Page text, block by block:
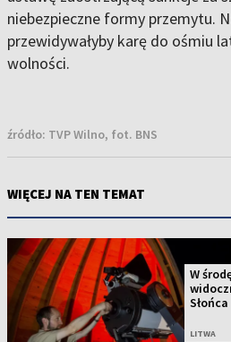
niebezpieczne formy przemytu.
przewidywałyby karę do ośmiu
wolności.
źródło: TVP Wilno, fot. BNS
WIĘCEJ NA TEN TEMAT
W
Słońca
LITWA